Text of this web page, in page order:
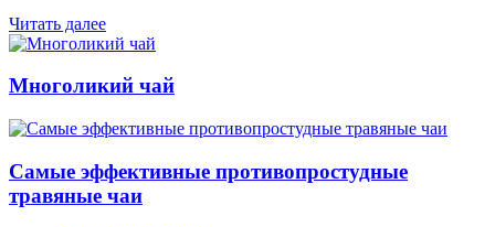
Читать далее
Многоликий чай
Самые эффективные противопростудные
травяные чаи